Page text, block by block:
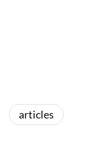
articles